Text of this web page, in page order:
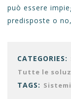
può essere
predisposte o
CATEGORIES:
Tutte le
TAGS: